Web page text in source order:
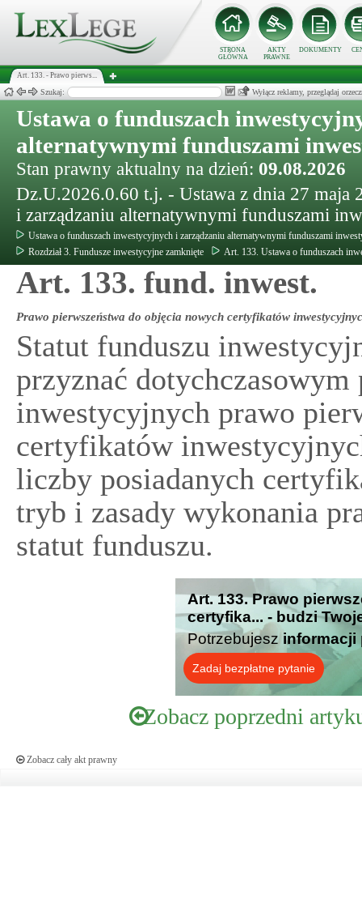
STRONA
GŁÓWNA
AKTY
PRAWNE
DOKUMENTY
Art. 133. - Prawo pierws...
Szukaj: Wyłącz reklamy, przeglądaj
Ustawa o funduszach
alternatywnymi funduszami
Stan prawny aktualny na dzień: 09.08.2026
Dz.U.2026.0.60 t.j. - Ustawa z dnia 27 maja
i zarządzaniu alternatywnymi funduszami
Ustawa o funduszach inwestycyjnych i zarządzaniu alternatywnymi funduszami
Rozdział 3. Fundusze inwestycyjne zamknięte
Art. 133. Ustawa o funduszach
Art. 133. fund. inwest.
Prawo pierwszeństwa do objęcia nowych certyfikatów
Statut funduszu
przyznać
inwestycyjnych prawo
certyfikatów
liczby posiadanych
tryb i zasady wykonania
statut funduszu.
Art. 133. Prawo
certyfika... - budzi
Potrzebujesz informacji
Zadaj bezpłatne pytanie
Zobacz poprzedni
Zobacz cały akt prawny